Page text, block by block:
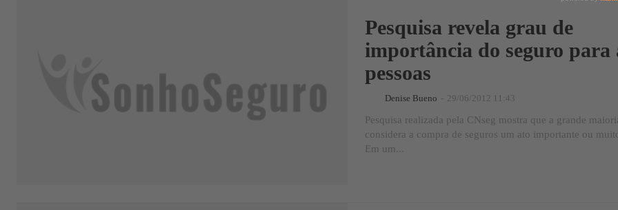
Pesquisa revela grau de
importância do seguro para
pessoas
Denise Bueno - 29/06/2012 11:43
Pesquisa realizada pela CNseg mostra que a grande
considera a compra de seguros um ato importante ou
Em um...